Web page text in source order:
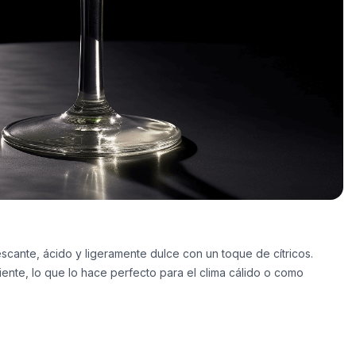
ácido y ligeramente dulce con un toque de cítricos.
lo que lo hace perfecto para el clima cálido o como